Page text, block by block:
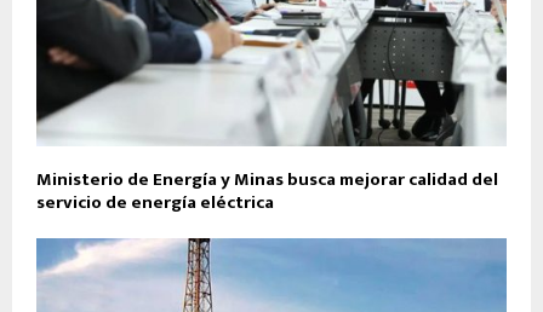
Ministerio de Energía y Minas busca mejorar calidad del
servicio de energía eléctrica